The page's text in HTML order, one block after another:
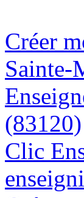
Créer
Sainte-
(83120)
Clic